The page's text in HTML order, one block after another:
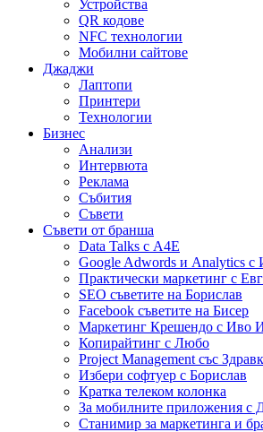
Устройства
QR кодове
NFC технологии
Мобилни сайтове
Джаджи
Лаптопи
Принтери
Технологии
Бизнес
Анализи
Интервюта
Реклама
Събития
Съвети
Съвети от бранша
Data Talks с А4Е
Google Adwords и Analytics с
Практически маркетинг с
SEO съветите на Борислав
Facebook съветите на Бисер
Маркетинг Крешендо с Иво
Копирайтинг с Любо
Project Management със
Избери софтуер с Борислав
Кратка телеком колонка
За мобилните приложения с
Станимир за маркетинга и